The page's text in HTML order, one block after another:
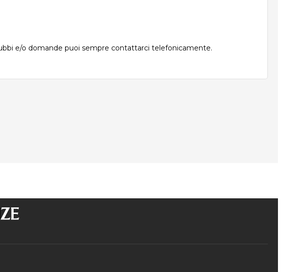
e/o domande puoi sempre contattarci telefonicamente.